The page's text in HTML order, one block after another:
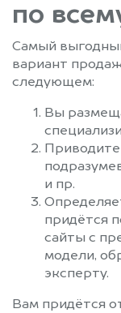
по
Самый
вариант
следующем:
Вы
и пр.
придётся
сайты с
модели,
эксперту.
Вам придётся